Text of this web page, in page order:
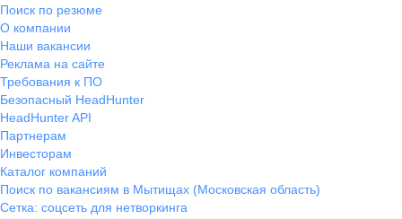
Поиск по резюме
О компании
Наши вакансии
Реклама на сайте
Требования к ПО
Безопасный HeadHunter
HeadHunter API
Партнерам
Инвесторам
Каталог компаний
Поиск по вакансиям в Мытищах (Московская область)
Сетка: соцсеть для нетворкинга